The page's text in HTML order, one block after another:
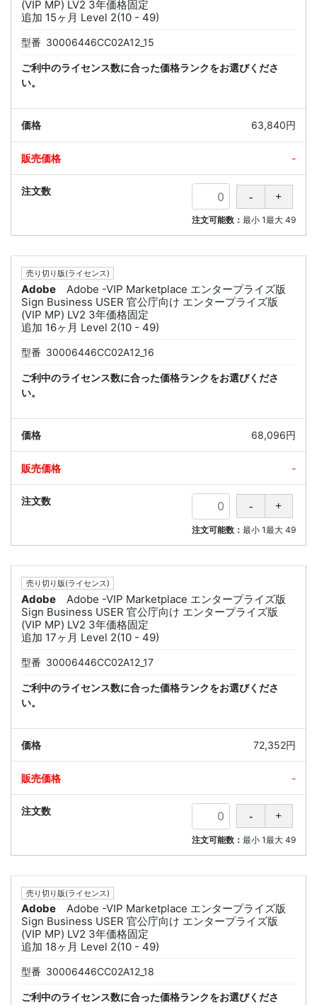
(VIP MP) LV2 3年価格固定
追加 15ヶ月 Level 2(10 - 49)
型番 30006446CC02A12_15
ご利中のライセンス数に合った価格ランクをお選びくださ
い。
63,840円
-
注文可能数： 最小 1最大 49
売り切り版(ライセンス)
Adobe
Adobe -VIP Marketplace エンタープライズ版
Sign Business USER 官公庁向け エンタープライズ版
(VIP MP) LV2 3年価格固定
追加 16ヶ月 Level 2(10 - 49)
型番 30006446CC02A12_16
ご利中のライセンス数に合った価格ランクをお選びくださ
い。
68,096円
-
注文可能数： 最小 1最大 49
売り切り版(ライセンス)
Adobe
Adobe -VIP Marketplace エンタープライズ版
Sign Business USER 官公庁向け エンタープライズ版
(VIP MP) LV2 3年価格固定
追加 17ヶ月 Level 2(10 - 49)
型番 30006446CC02A12_17
ご利中のライセンス数に合った価格ランクをお選びくださ
い。
72,352円
-
注文可能数： 最小 1最大 49
売り切り版(ライセンス)
Adobe
Adobe -VIP Marketplace エンタープライズ版
Sign Business USER 官公庁向け エンタープライズ版
(VIP MP) LV2 3年価格固定
追加 18ヶ月 Level 2(10 - 49)
型番 30006446CC02A12_18
ご利中のライセンス数に合った価格ランクをお選びくださ